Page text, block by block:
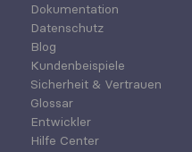
Dokumentation
Datenschutz
Blog
Kundenbeispiele
Sicherheit & Vertrauen
Glossar
Entwickler
Hilfe Center